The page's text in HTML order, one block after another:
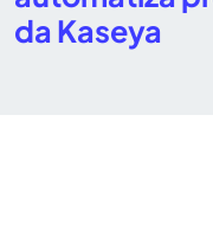
da Kaseya